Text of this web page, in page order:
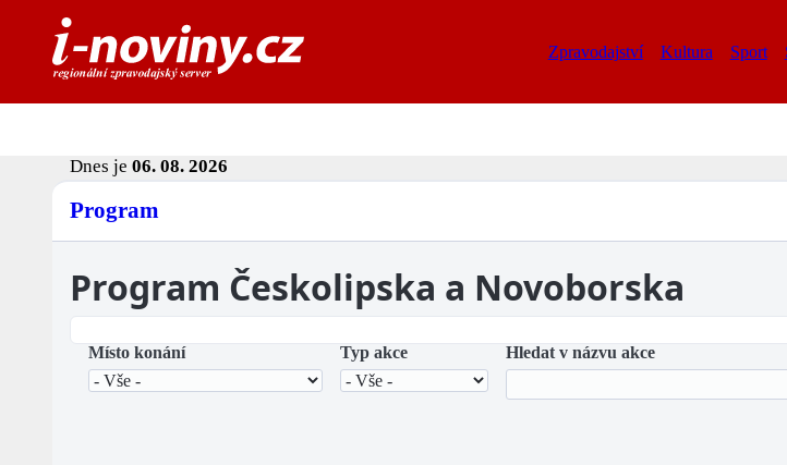
Zpravodajství Kultura Sport
Dnes je 06. 08. 2026
Program
Program Českolipska a Novoborska
Místo konání Typ akce Hledat v názvu akce